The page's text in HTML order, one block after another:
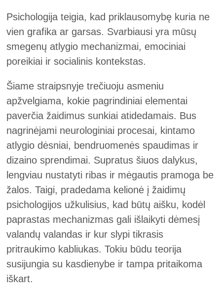
Psichologija teigia, kad priklausomybę kuria ne
vien grafika ar garsas. Svarbiausi yra mūsų
smegenų atlygio mechanizmai, emociniai
poreikiai ir socialinis kontekstas.
Šiame straipsnyje trečiuoju asmeniu
apžvelgiama, kokie pagrindiniai elementai
paverčia žaidimus sunkiai atidedamais. Bus
nagrinėjami neurologiniai procesai, kintamo
atlygio dėsniai, bendruomenės spaudimas ir
dizaino sprendimai. Supratus šiuos dalykus,
lengviau nustatyti ribas ir mėgautis pramoga be
žalos. Taigi, pradedama kelionė į žaidimų
psichologijos užkulisius, kad būtų aišku, kodėl
paprastas mechanizmas gali išlaikyti dėmesį
valandų valandas ir kur slypi tikrasis
pritraukimo kabliukas. Tokiu būdu teorija
susijungia su kasdienybe ir tampa pritaikoma
iškart.